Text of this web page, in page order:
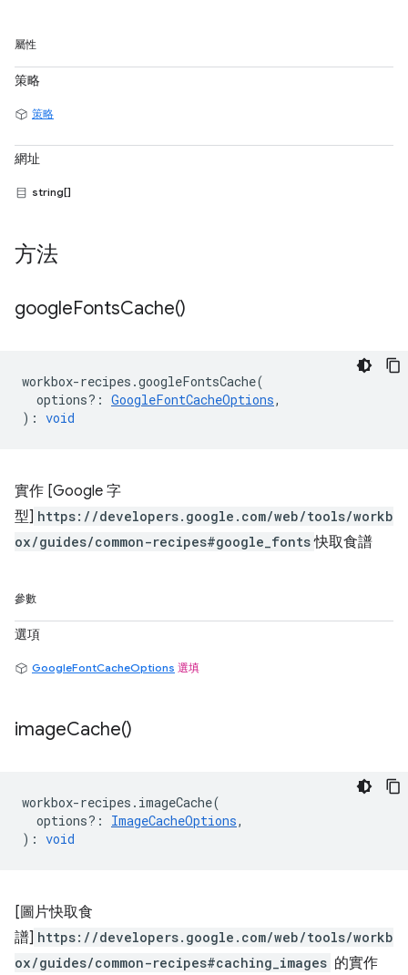
屬性
策略
策略
網址
string[]
方法
googleFontsCache()
workbox-recipes .googleFontsCache(
options? : GoogleFontCacheOptions,
) : void
實作 [Google 字
型] https://developers.google.com/web/tools/workb
ox/guides/common-recipes#google_fonts 快取食譜
參數
選項
GoogleFontCacheOptions 選填
imageCache()
workbox-recipes . imageCache(
options? : ImageCacheOptions,
) : void
[圖片快取食
譜] https://developers.google.com/web/tools/workb
ox/guides/common-recipes#caching_images 的實作